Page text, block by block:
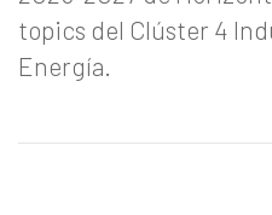
topics del Clúster 4
Energía.